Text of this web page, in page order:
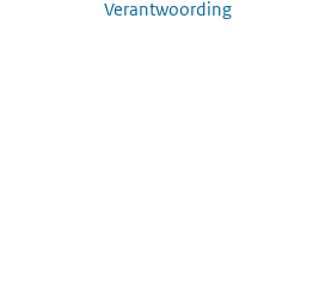
Verantwoording